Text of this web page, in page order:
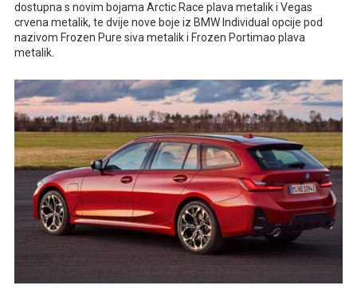
dostupna s novim bojama Arctic Race plava metalik i Vegas
crvena metalik, te dvije nove boje iz BMW Individual opcije pod
nazivom Frozen Pure siva metalik i Frozen Portimao plava
metalik.